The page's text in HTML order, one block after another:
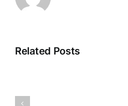
Related Posts